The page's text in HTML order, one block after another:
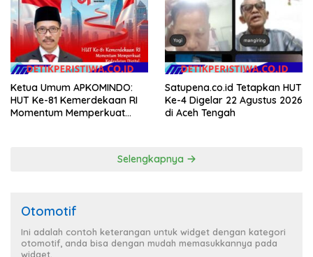
Ketua Umum APKOMINDO:
HUT Ke-81 Kemerdekaan RI
Momentum Memperkuat
Satupena.co.id Tetapkan HUT
Ke-4 Digelar 22 Agustus 2026
di Aceh Tengah
Selengkapnya
Otomotif
Ini adalah contoh keterangan untuk widget dengan kategori
otomotif, anda bisa dengan mudah memasukkannya pada
widget.